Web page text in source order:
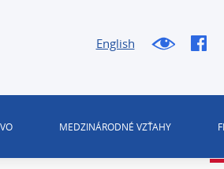
English
MEDZINÁRODNÉ VZŤAHY